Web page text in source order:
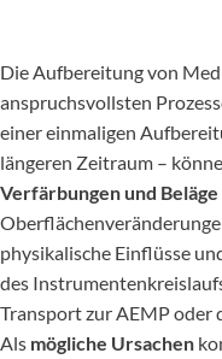
Die Aufbereitung von
anspruchsvollsten
einer einmaligen
längeren Zeitraum –
Verfärbungen und
physikalische Einflüsse
des
Transport zur AEMP oder
Als mögliche Ursachen